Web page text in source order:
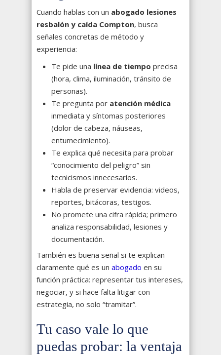
Cuando hablas con un abogado lesiones
resbalón y caída Compton, busca
señales concretas de método y
experiencia:
Te pide una línea de tiempo precisa
(hora, clima, iluminación, tránsito de
personas).
Te pregunta por atención médica
inmediata y síntomas posteriores
(dolor de cabeza, náuseas,
entumecimiento).
Te explica qué necesita para probar
“conocimiento del peligro” sin
tecnicismos innecesarios.
Habla de preservar evidencia: videos,
reportes, bitácoras, testigos.
No promete una cifra rápida; primero
analiza responsabilidad, lesiones y
documentación.
También es buena señal si te explican
claramente qué es un abogado en su
función práctica: representar tus intereses,
negociar, y si hace falta litigar con
estrategia, no solo “tramitar”.
Tu caso vale lo que
puedas probar: la ventaja